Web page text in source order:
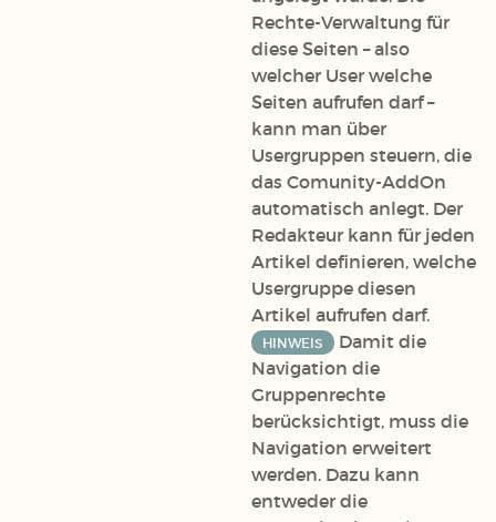
Rechte-Verwaltung für
diese Seiten – also
welcher User welche
Seiten aufrufen darf –
kann man über
Usergruppen steuern, die
das Comunity-AddOn
automatisch anlegt. Der
Redakteur kann für jeden
Artikel definieren, welche
Usergruppe diesen
Artikel aufrufen darf.
HINWEIS
Damit die
Navigation die
Gruppenrechte
berücksichtigt, muss die
Navigation erweitert
werden. Dazu kann
entweder die